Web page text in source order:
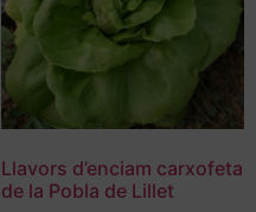
Llavors d’enciam carxofeta
de la Pobla de Lillet